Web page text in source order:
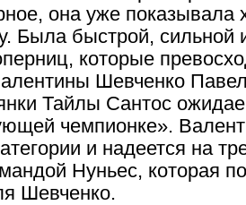
она уже
Была быстрой, сильной
которые
Шевченко
Тайлы Сантос
чемпионке».
и надеется на
Нуньес, которая
Шевченко.